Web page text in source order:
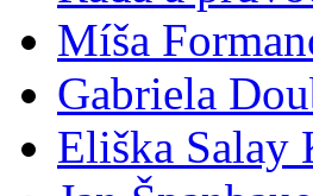
Míša
Gabriela
Eliška Salay